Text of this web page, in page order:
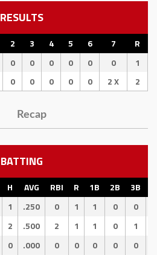
RESULTS
2 3 4 5 6 7
R
0 0 0 0 0 0
1
0 0 0 0 0 2 X 2
Recap
BATTING
H AVG RBI R 1B 2B 3B
1 .250 0 1 1 0 0
2 .500 2 1 1 0 1
0 .000 0 0 0 0 0